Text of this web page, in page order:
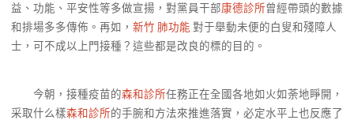
益、功能、平安性等多做宣揚，對黨員干部康德診所曾經帶頭的數據
和排場多多傳佈。再如， 新竹 肺功能 對于舉動未便的白叟和殘障人
士，可不成以上門接種？這些都是改良的標的目的。
今朝，接種疫苗的森和診所任務正在全國各地如火如荼地睜開，
采取什么樣森和診所的手腕和方法來推進落實，必定水平上也反應了